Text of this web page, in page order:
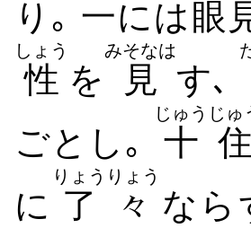
り｡ 一には 眼
性
しょう
を 見
みそなは
す､
ごとし｡
十住
じゅうじゅ
に 了々
りょうりょう
なら